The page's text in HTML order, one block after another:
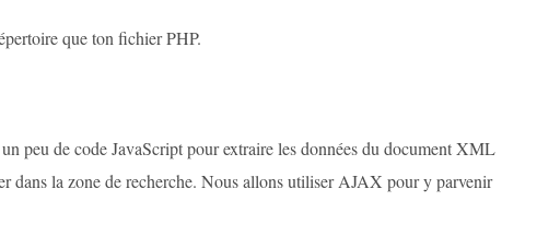
que ton fichier PHP.
peu de code JavaScript pour extraire les données du document XML
dans la zone de recherche. Nous allons utiliser AJAX pour y parvenir